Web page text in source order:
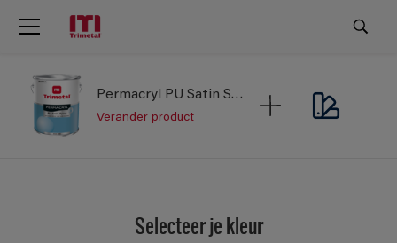
Permacryl PU Satin Spray
Verander product
Selecteer je kleur